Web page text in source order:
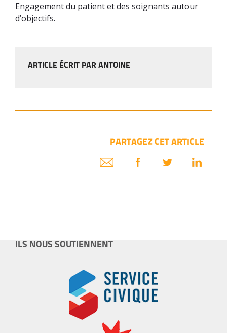
Engagement du patient et des soignants autour
d’objectifs.
ARTICLE ÉCRIT PAR ANTOINE
PARTAGEZ CET ARTICLE
ILS NOUS SOUTIENNENT